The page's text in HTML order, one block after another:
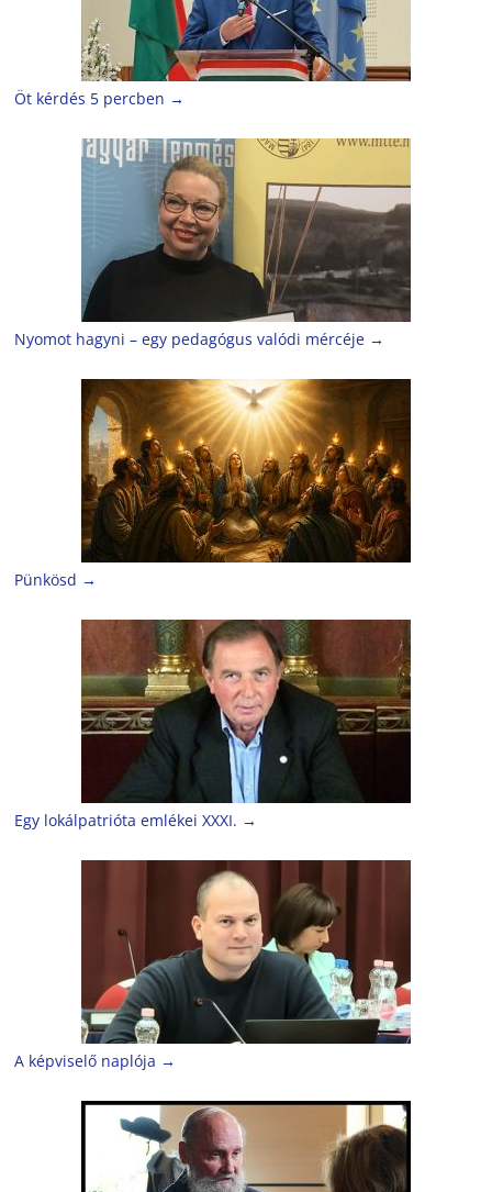
Öt kérdés 5 percben →
Nyomot hagyni – egy pedagógus valódi mércéje →
Pünkösd →
Egy lokálpatrióta emlékei XXXI. →
A képviselő naplója →